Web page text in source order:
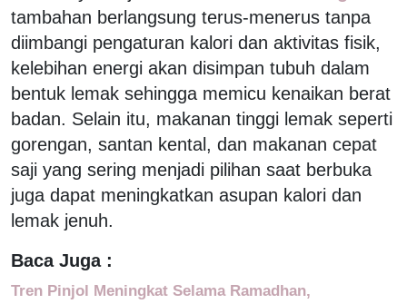
tambahan berlangsung terus-menerus tanpa
diimbangi pengaturan kalori dan aktivitas fisik,
kelebihan energi akan disimpan tubuh dalam
bentuk lemak sehingga memicu kenaikan berat
badan. Selain itu, makanan tinggi lemak seperti
gorengan, santan kental, dan makanan cepat
saji yang sering menjadi pilihan saat berbuka
juga dapat meningkatkan asupan kalori dan
lemak jenuh.
Baca Juga :
Tren Pinjol Meningkat Selama Ramadhan,